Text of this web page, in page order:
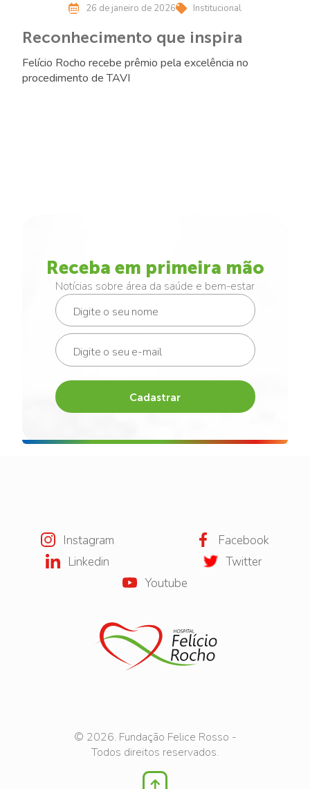
26 de janeiro de 2026 Institucional
Reconhecimento que inspira
Felício Rocho recebe prêmio pela excelência no
procedimento de TAVI
Receba em primeira mão
Notícias sobre área da saúde e bem-estar
Cadastrar
Instagram
Facebook
Linkedin
Twitter
Youtube
© 2026. Fundação Felice Rosso -
Todos direitos reservados.